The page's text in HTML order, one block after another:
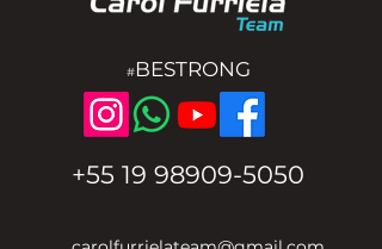
#BESTRONG
+55 19 98909-5050